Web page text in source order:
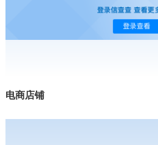
电商店铺